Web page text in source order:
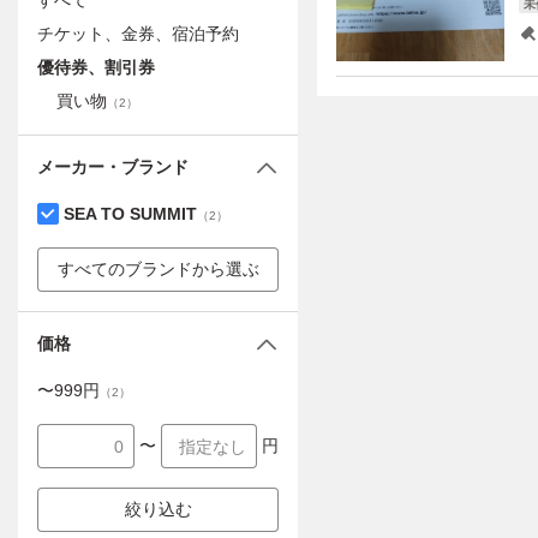
未
チケット、金券、宿泊予約
優待券、割引券
買い物 （2）
メーカー・ブランド
SEA TO SUMMIT （2）
すべてのブランドから選ぶ
価格
〜999円 （2）
〜 円
絞り込む